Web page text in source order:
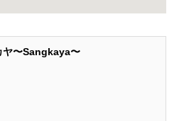
ヤ〜Sangkaya〜